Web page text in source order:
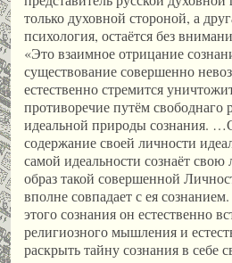
только духовной стороной, а
психология, остаётся без
«Это взаимное отрицание
существование совершенно
естественно стремится
противоречие путём свободнаго
идеальной природы сознания.
содержание своей личности
самой идеальности сознаёт свою
образ такой совершенной
вполне совпадает с ея
этого сознания он естественно
религиозного мышления и
раскрыть тайну сознания в себе